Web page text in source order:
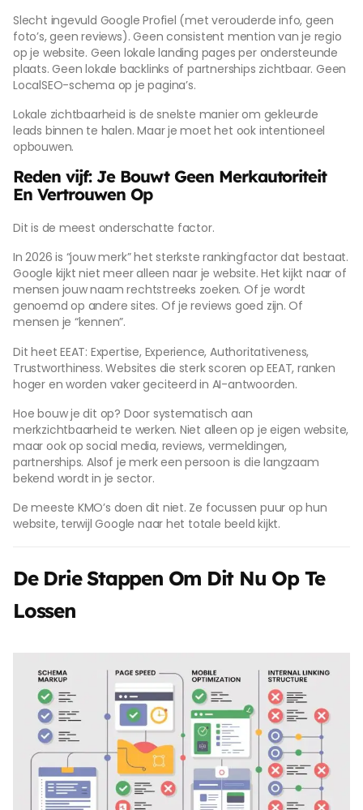
Slecht ingevuld Google Profiel (met verouderde info, geen
foto’s, geen reviews). Geen consistent mention van je regio
op je website. Geen lokale landing pages per ondersteunde
plaats. Geen lokale backlinks of partnerships zichtbaar. Geen
LocalSEO-schema op je pagina’s.
Lokale zichtbaarheid is de snelste manier om gekleurde
leads binnen te halen. Maar je moet het ook intentioneel
opbouwen.
Reden vijf: Je Bouwt Geen Merkautoriteit
En Vertrouwen Op
Dit is de meest onderschatte factor.
In 2026 is “jouw merk” het sterkste rankingfactor dat bestaat.
Google kijkt niet meer alleen naar je website. Het kijkt naar of
mensen jouw naam rechtstreeks zoeken. Of je wordt
genoemd op andere sites. Of je reviews goed zijn. Of
mensen je “kennen”.
Dit heet EEAT: Expertise, Experience, Authoritativeness,
Trustworthiness. Websites die sterk scoren op EEAT, ranken
hoger en worden vaker geciteerd in AI-antwoorden.
Hoe bouw je dit op? Door systematisch aan
merkzichtbaarheid te werken. Niet alleen op je eigen website,
maar ook op social media, reviews, vermeldingen,
partnerships. Alsof je merk een persoon is die langzaam
bekend wordt in je sector.
De meeste KMO’s doen dit niet. Ze focussen puur op hun
website, terwijl Google naar het totale beeld kijkt.
De Drie Stappen Om Dit Nu Op Te
Lossen